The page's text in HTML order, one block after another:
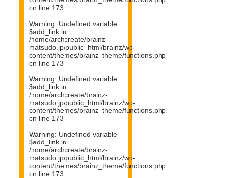
on line 173
Warning: Undefined variable
$add_link in
/home/archcreate/brainz-
matsudo.jp/public_html/brainz/wp-
content/themes/brainz_theme/functions.php
on line 173
Warning: Undefined variable
$add_link in
/home/archcreate/brainz-
matsudo.jp/public_html/brainz/wp-
content/themes/brainz_theme/functions.php
on line 173
Warning: Undefined variable
$add_link in
/home/archcreate/brainz-
matsudo.jp/public_html/brainz/wp-
content/themes/brainz_theme/functions.php
on line 173